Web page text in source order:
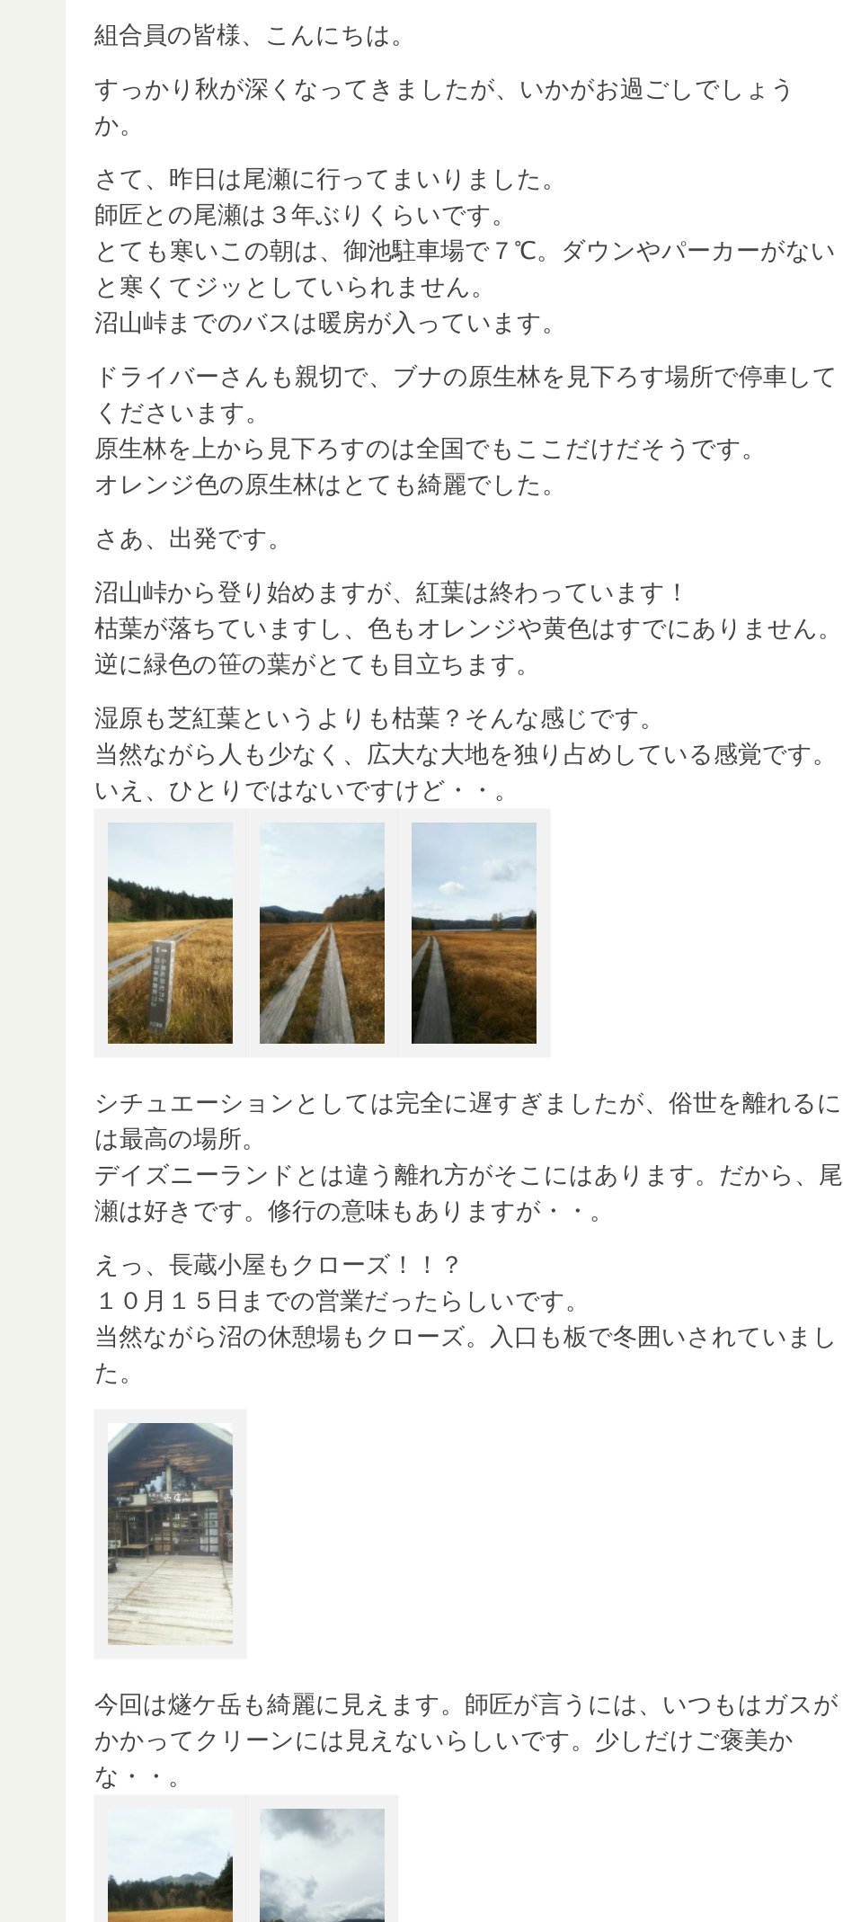
組合員の皆様、こんにちは。
すっかり秋が深くなってきましたが、いかがお過ごしでしょう
か。
さて、昨日は尾瀬に行ってまいりました。
師匠との尾瀬は３年ぶりくらいです。
とても寒いこの朝は、御池駐車場で７℃。ダウンやパーカーがない
と寒くてジッとしていられません。
沼山峠までのバスは暖房が入っています。
ドライバーさんも親切で、ブナの原生林を見下ろす場所で停車して
くださいます。
原生林を上から見下ろすのは全国でもここだけだそうです。
オレンジ色の原生林はとても綺麗でした。
さあ、出発です。
沼山峠から登り始めますが、紅葉は終わっています！
枯葉が落ちていますし、色もオレンジや黄色はすでにありません。
逆に緑色の笹の葉がとても目立ちます。
湿原も芝紅葉というよりも枯葉？そんな感じです。
当然ながら人も少なく、広大な大地を独り占めしている感覚です。
いえ、ひとりではないですけど・・。
シチュエーションとしては完全に遅すぎましたが、俗世を離れるに
は最高の場所。
デイズニーランドとは違う離れ方がそこにはあります。だから、尾
瀬は好きです。修行の意味もありますが・・。
えっ、長蔵小屋もクローズ！！？
１０月１５日までの営業だったらしいです。
当然ながら沼の休憩場もクローズ。入口も板で冬囲いされていまし
た。
今回は燧ケ岳も綺麗に見えます。師匠が言うには、いつもはガスが
かかってクリーンには見えないらしいです。少しだけご褒美か
な・・。